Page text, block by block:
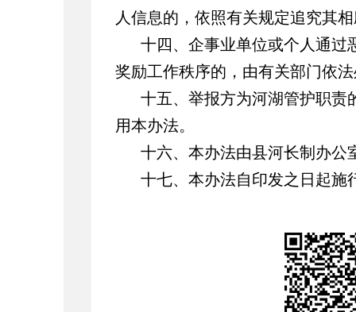
人信息的，依照有关规定追究其
十四、企事业单位或个人通过
奖励工作秩序的，由有关部门依
十五、举报方为河湖管护职责
用本办法。
十六、本办法由县河长制办公
十七、本办法自印发之日起施